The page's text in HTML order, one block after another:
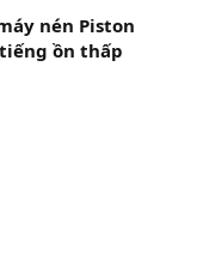
nén Piston
ồn thấp